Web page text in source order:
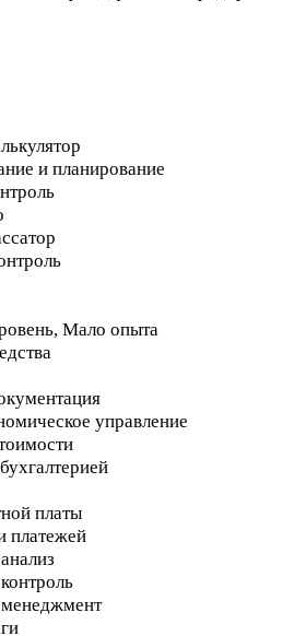
и планирование
Мало опыта
управление
платы
платежей